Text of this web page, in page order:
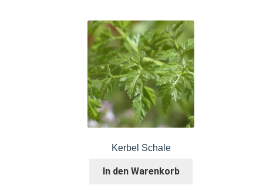
Kerbel Schale
In den Warenkorb